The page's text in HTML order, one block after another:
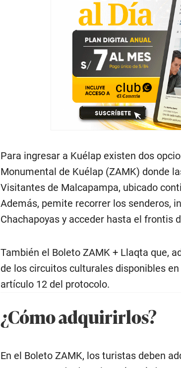
Para ingresar a Kuélap existen dos
Monumental de Kuélap (ZAMK) donde
Visitantes de Malcapampa, ubicado
Además, pemite recorrer los senderos,
Chachapoyas y acceder hasta el frontis
También el Boleto ZAMK + Llaqta que,
de los circuitos culturales disponibles
artículo 12 del protocolo.
¿Cómo adquirirlos?
En el Boleto ZAMK, los turistas deben